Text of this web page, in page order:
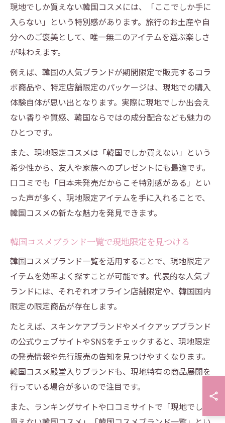
現地でしか買えない韓国コスメには、「ここでしか手に
入らない」という特別感があります。旅行のお土産や自
分へのご褒美として、唯一無二のアイテムを選ぶ楽しさ
が味わえます。
例えば、韓国の人気ブランドが期間限定で販売するコラ
ボ商品や、特定店舗限定のパッケージは、現地での購入
体験自体が思い出となります。実際に現地でしか出会え
ない香りや質感、韓国ならではの成分配合なども魅力の
ひとつです。
また、現地限定コスメは「韓国でしか買えない」という
希少性から、友人や家族へのプレゼントにも最適です。
口コミでも「日本未発売だからこそ特別感がある」とい
った声が多く、現地限定アイテムを手に入れることで、
韓国コスメの新たな魅力を発見できます。
韓国コスメブランド一覧で現地限定を見つける
韓国コスメブランド一覧を活用することで、現地限定ア
イテムを効率よく探すことが可能です。代表的な人気ブ
ランドには、それぞれオフライン店舗限定や、韓国国内
限定の限定商品が存在します。
たとえば、スキンケアブランドやメイクアップブランド
の公式ウェブサイトやSNSをチェックすると、現地限定
の発売情報や先行販売の告知を見つけやすくなります。
韓国コスメ殿堂入りブランドも、現地特有の商品展開を
行っている場合が多いので注目です。
また、ランキングサイトや口コミサイトで「現地でしか